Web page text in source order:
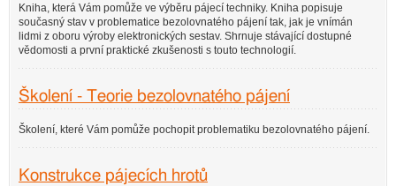
Kniha, která Vám pomůže ve výběru pájecí techniky. Kniha popisuje
současný stav v problematice bezolovnatého pájení tak, jak je vnímán
lidmi z oboru výroby elektronických sestav. Shrnuje stávající dostupné
vědomosti a první praktické zkušenosti s touto technologií.
Školení - Teorie bezolovnatého pájení
Školení, které Vám pomůže pochopit problematiku bezolovnatého pájení.
Konstrukce pájecích hrotů